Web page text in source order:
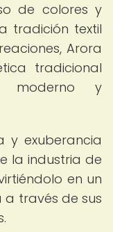
de colores y
tradición textil
Arora
tradicional
moderno y
y exuberancia
la industria de
en un
través de sus